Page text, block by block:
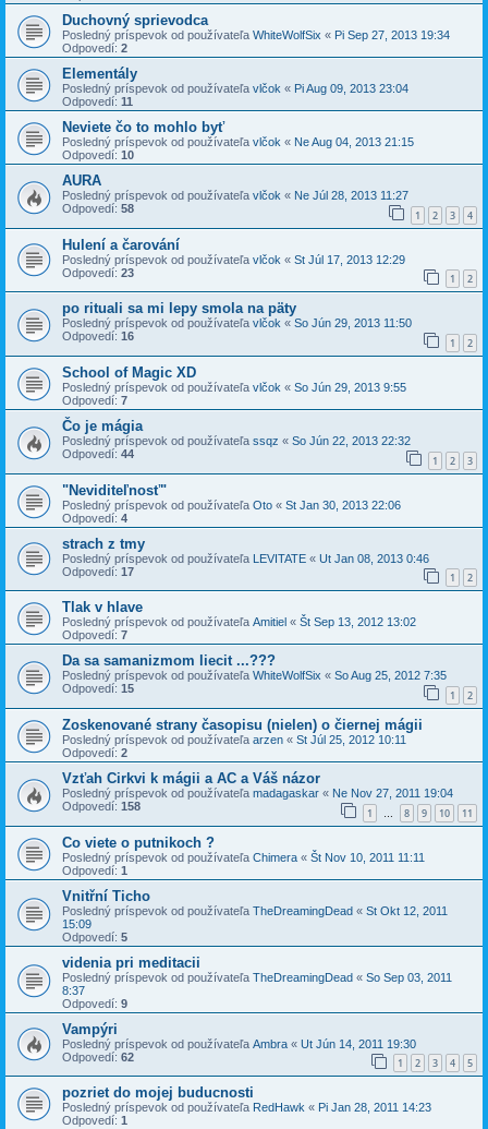
Duchovný sprievodca
Posledný príspevok od používateľa WhiteWolfSix « Pi Sep 27, 2013 19:34
Odpovedí: 2
Elementály
Posledný príspevok od používateľa vlčok « Pi Aug 09, 2013 23:04
Odpovedí: 11
Neviete čo to mohlo byť
Posledný príspevok od používateľa vlčok « Ne Aug 04, 2013 21:15
Odpovedí: 10
AURA
Posledný príspevok od používateľa vlčok « Ne Júl 28, 2013 11:27
Odpovedí: 58 1 2 3 4
Hulení a čarování
Posledný príspevok od používateľa vlčok « St Júl 17, 2013 12:29
Odpovedí: 23 1 2
po rituali sa mi lepy smola na päty
Posledný príspevok od používateľa vlčok « So Jún 29, 2013 11:50
Odpovedí: 16 1 2
School of Magic XD
Posledný príspevok od používateľa vlčok « So Jún 29, 2013 9:55
Odpovedí: 7
Čo je mágia
Posledný príspevok od používateľa ssqz « So Jún 22, 2013 22:32
Odpovedí: 44 1 2 3
"Neviditeľnosť"
Posledný príspevok od používateľa Oto « St Jan 30, 2013 22:06
Odpovedí: 4
strach z tmy
Posledný príspevok od používateľa LEVITATE « Ut Jan 08, 2013 0:46
Odpovedí: 17 1 2
Tlak v hlave
Posledný príspevok od používateľa Amitiel « Št Sep 13, 2012 13:02
Odpovedí: 7
Da sa samanizmom liecit ...???
Posledný príspevok od používateľa WhiteWolfSix « So Aug 25, 2012 7:35
Odpovedí: 15 1 2
Zoskenované strany časopisu (nielen) o čiernej mágii
Posledný príspevok od používateľa arzen « St Júl 25, 2012 10:11
Odpovedí: 2
Vzťah Cirkvi k mágii a AC a Váš názor
Posledný príspevok od používateľa madagaskar « Ne Nov 27, 2011 19:04
Odpovedí: 158 1 … 8 9 10 11
Co viete o putnikoch ?
Posledný príspevok od používateľa Chimera « Št Nov 10, 2011 11:11
Odpovedí: 1
Vnitřní Ticho
Posledný príspevok od používateľa TheDreamingDead « St Okt 12, 2011
15:09
Odpovedí: 5
videnia pri meditacii
Posledný príspevok od používateľa TheDreamingDead « So Sep 03, 2011
8:37
Odpovedí: 9
Vampýri
Posledný príspevok od používateľa Ambra « Ut Jún 14, 2011 19:30
Odpovedí: 62 1 2 3 4 5
pozriet do mojej buducnosti
Posledný príspevok od používateľa RedHawk « Pi Jan 28, 2011 14:23
Odpovedí: 1